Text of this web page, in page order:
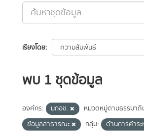
เรียงโดย
พบ 1 ชุดข้อมูล
องค์กร: มกอช.
หมวดหมู่ตามธรรมา
ข้อมูลสาธารณะ
กลุ่ม:
ด้านการค้าระ